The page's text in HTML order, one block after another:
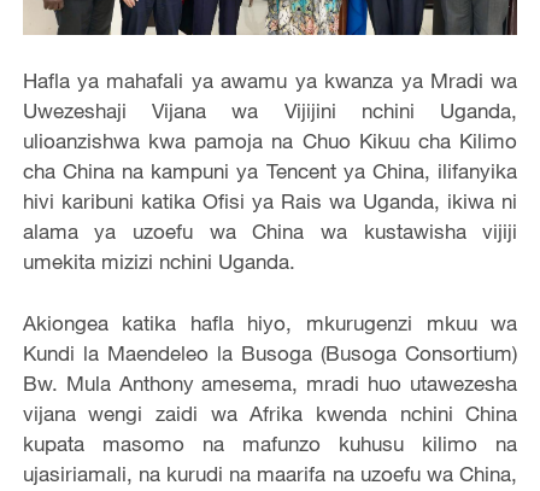
Hafla ya mahafali ya awamu ya kwanza ya Mradi wa
Uwezeshaji Vijana wa Vijijini nchini Uganda,
ulioanzishwa kwa pamoja na Chuo Kikuu cha Kilimo
cha China na kampuni ya Tencent ya China, ilifanyika
hivi karibuni katika Ofisi ya Rais wa Uganda, ikiwa ni
alamaya
uzoefu wa China wa kustawisha vijiji
umekita mizizi nchini Uganda.
Akiongea katika hafla hiyo, mkurugenzi mkuu wa
Kundi la Maendeleo la Busoga (Busoga Consortium)
Bw. Mula Anthony amesema, mradi huo utawezesha
vijana wengi zaidi wa Afrika kwenda nchini China
kupata masomo na mafunzo kuhusu kilimo na
ujasiriamali, na kurudi na maarifa na uzoefu wa China,